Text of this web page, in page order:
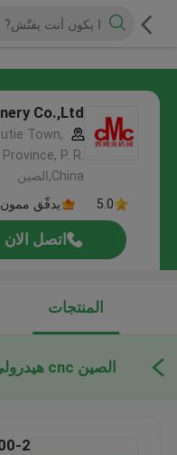
Co.,Ltd
Town,
P. R.
China,الصين
5.0
يدقّق ممون
اتصل الان
المنتجات
الصين cnc هيدروليّ صحافة مكبح